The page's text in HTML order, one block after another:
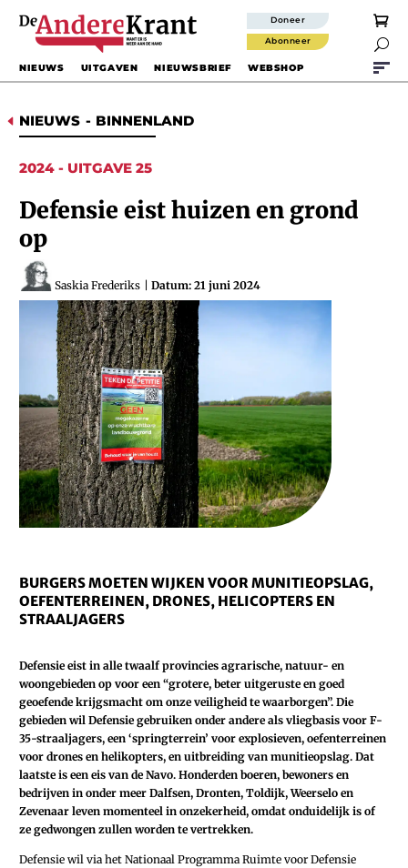
Doneer
Abonneer 
NIEUWS UITGAVEN NIEUWSBRIEF WEBSHOP
D NIEUWS - BINNENLAND
2024 - UITGAVE 25
Defensie eist huizen en grond
op
Saskia Frederiks Datum: 21 juni 2024
BURGERS MOETEN WIJKEN VOOR MUNITIEOPSLAG,
OEFENTERREINEN, DRONES, HELICOPTERS EN
STRAALJAGERS
Defensie eist in alle twaalf provincies agrarische, natuur- en
woongebieden op voor een “grotere, beter uitgeruste en goed
geoefende krijgsmacht om onze veiligheid te waarborgen”. Die
gebieden wil Defensie gebruiken onder andere als vliegbasis voor F-
35-straaljagers, een ‘springterrein’ voor explosieven, oefenterreinen
voor drones en helikopters, en uitbreiding van munitieopslag. Dat
laatste is een eis van de Navo. Honderden boeren, bewoners en
bedrijven in onder meer Dalfsen, Dronten, Toldijk, Weerselo en
Zevenaar leven momenteel in onzekerheid, omdat onduidelijk is of
ze gedwongen zullen worden te vertrekken.
Defensie wil via het Nationaal Programma Ruimte voor Defensie